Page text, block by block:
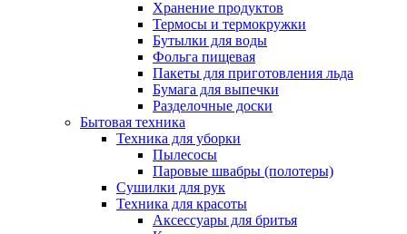
Хранение продуктов
Термосы и термокружки
Бутылки для воды
Фольга пищевая
Пакеты для приготовления льда
Бумага для выпечки
Разделочные доски
Бытовая техника
Техника для уборки
Пылесосы
Паровые швабры (полотеры)
Сушилки для рук
Техника для красоты
Аксессуары для бритья